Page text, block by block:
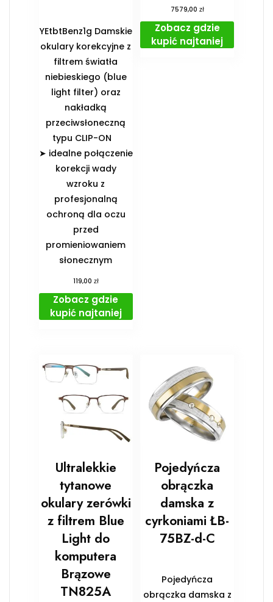
YEtbtBenz1g Damskie
okulary korekcyjne z
filtrem światła
niebieskiego (blue
light filter) oraz
nakładką
przeciwsłoneczną
typu CLIP-ON
➤ idealne połączenie
korekcji wady
wzroku z
profesjonalną
ochroną dla oczu
przed
promieniowaniem
słonecznym
119,00 zł
Zobacz gdzie
kupić najtaniej
7579,00 zł
Zobacz gdzie
kupić najtaniej
Ultralekkie
tytanowe
okulary zerówki
z filtrem Blue
Light do
komputera
Brązowe
TN825A
Pojedyńcza
obrączka
damska z
cyrkoniami ŁB-
75BZ-d-C
Pojedyńcza
obrączka damska z